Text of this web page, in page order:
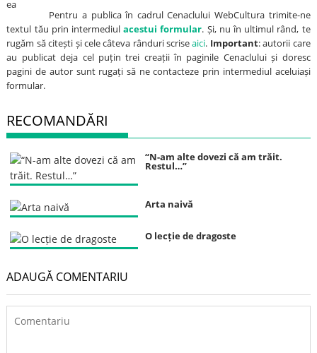
Pentru a publica în cadrul Cenaclului WebCultura trimite-ne
textul tău prin intermediulacestui formular. Și, nu în ultimul rând, te
rugăm să citești și cele câteva rânduri scriseaici. Important: autorii care
au publicat deja cel puțin trei creații în paginile Cenaclului și doresc
pagini de autor sunt rugați să ne contacteze prin intermediul aceluiași
formular.
RECOMANDĂRI
“N-am alte dovezi că am trăit.
Restul…”
Arta naivă
O lecție de dragoste
ADAUGĂ COMENTARIU